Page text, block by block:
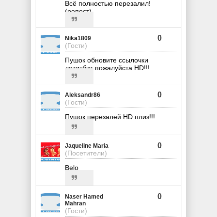
Всё полностью перезалил!
(репост)
Nika1809
(Гости)
0
Пушок обновите ссылочки
летитбит пожалуйста HD!!!
Aleksandr86
(Гости)
0
Пушок перезалей HD плиз!!!
Jaqueline Maria
(Посетители)
0
Belo
Naser Hamed
Mahran
(Гости)
0